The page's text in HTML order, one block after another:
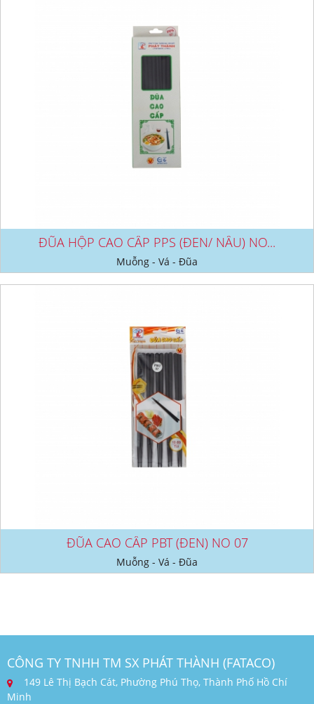
ĐŨA HỘP CAO CẤP PPS (ĐEN/ NÂU) NO...
Muỗng - Vá - Đũa
ĐŨA CAO CẤP PBT (ĐEN) NO 07
Muỗng - Vá - Đũa
CÔNG TY TNHH TM SX PHÁT THÀNH (FATACO)
149 Lê Thị Bạch Cát, Phường Phú Thọ, Thành Phố Hồ Chí
Minh